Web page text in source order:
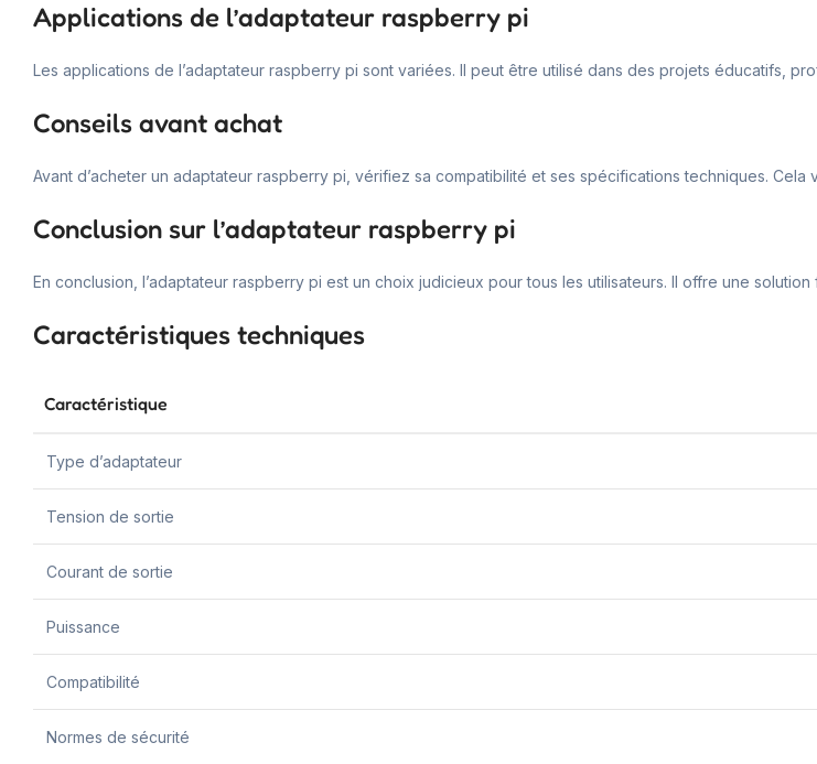
Applications de l’adaptateur raspberry pi
Les applications de l’adaptateur raspberry pi sont variées. Il peut être utilisé dans des projets éducatifs,
Conseils avant achat
Avant d’acheter un adaptateur raspberry pi, vérifiez sa compatibilité et ses spécifications techniques. Cela
Conclusion sur l’adaptateur raspberry pi
En conclusion, l’adaptateur raspberry pi est un choix judicieux pour tous les utilisateurs. Il offre une
Caractéristiques techniques
Caractéristique
Type d’adaptateur
Tension de sortie
Courant de sortie
Puissance
Compatibilité
Normes de sécurité